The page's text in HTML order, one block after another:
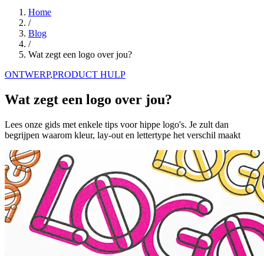
Home
/
Blog
/
Wat zegt een logo over jou?
ONTWERP,PRODUCT HULP
Wat zegt een logo over jou?
Lees onze gids met enkele tips voor hippe logo's. Je zult dan
begrijpen waarom kleur, lay-out en lettertype het verschil maakt